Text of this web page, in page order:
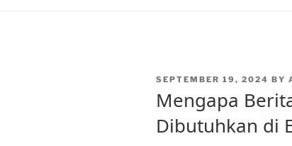
POSTED
SEPTEMBER 19, 2024 BY
Mengapa
Dibutuhkan di